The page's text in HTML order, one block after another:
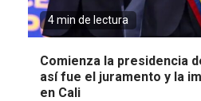
4 min de lectura
Comienza la presidencia
así fue el juramento y la
en Cali